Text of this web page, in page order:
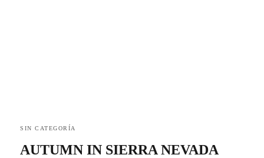
SIN CATEGORÍA
AUTUMN IN SIERRA NEVADA